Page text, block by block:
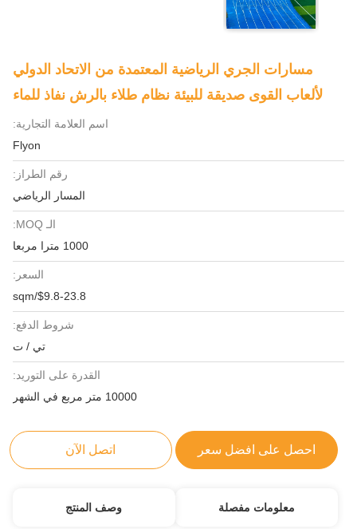
مسارات الجري الرياضية المعتمدة من الاتحاد الدولي
لألعاب القوى صديقة للبيئة نظام طلاء بالرش نفاذ للماء
اسم العلامة التجارية:
Flyon
رقم الطراز:
المسار الرياضي
الـ MOQ:
1000 مترا مربعا
السعر:
$9.8-23.8/sqm
شروط الدفع:
تي / ت
القدرة على التوريد:
10000 متر مربع في الشهر
احصل على افضل سعر اتصل الآن
معلومات مفصلة وصف المنتج